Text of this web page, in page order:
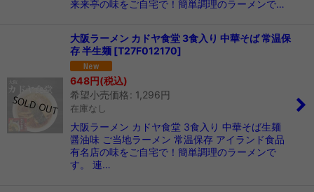
来来亭の味をご自宅で！簡単調理のラーメンで…
大阪ラーメン カドヤ食堂 3食入り 中華そば 常温保
存 半生麺 [T27F012170]
648円(税込)
希望小売価格: 1,296円
在庫なし
大阪ラーメン カドヤ食堂 3食入り 中華そば生麺
醤油味 ご当地ラーメン 常温保存 アイランド食品
有名店の味をご自宅で！簡単調理のラーメンで
す。 連…